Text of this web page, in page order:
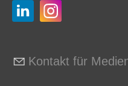
Kontakt für